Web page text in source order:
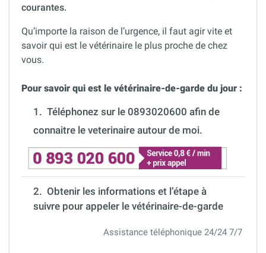
courantes.
Qu’importe la raison de l’urgence, il faut agir vite et
savoir qui est le vétérinaire le plus proche de chez
vous.
Pour savoir qui est le vétérinaire-de-garde du jour :
1. Téléphonez sur le 0893020600 afin de
connaitre le veterinaire autour de moi.
2. Obtenir les informations et l’étape à
suivre pour appeler le vétérinaire-de-garde
Assistance téléphonique 24/24 7/7